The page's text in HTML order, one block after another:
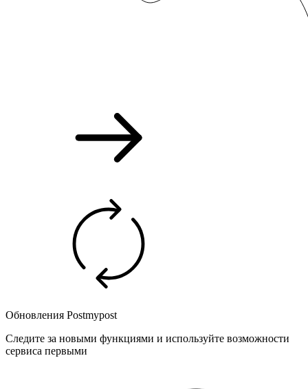
Обновления Postmypost
Следите за новыми функциями и используйте возможности
сервиса первыми